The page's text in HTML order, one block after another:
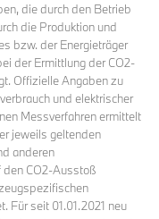
die durch den Betrieb
die Produktion und
bzw. der Energieträger
der Ermittlung der CO2-
Offizielle Angaben zu
und elektrischer
Messverfahren ermittelt
jeweils geltenden
anderen
den CO2-Ausstoß
Für seit 01.01.2021 neu